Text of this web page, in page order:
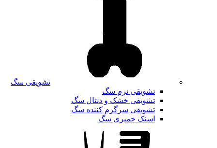
تشویقی سگ
تشویقی نرم سگ
تشویقی خشک و دنتال سگ
تشویقی سرگرم کننده سگ
اسنک خمیری سگ